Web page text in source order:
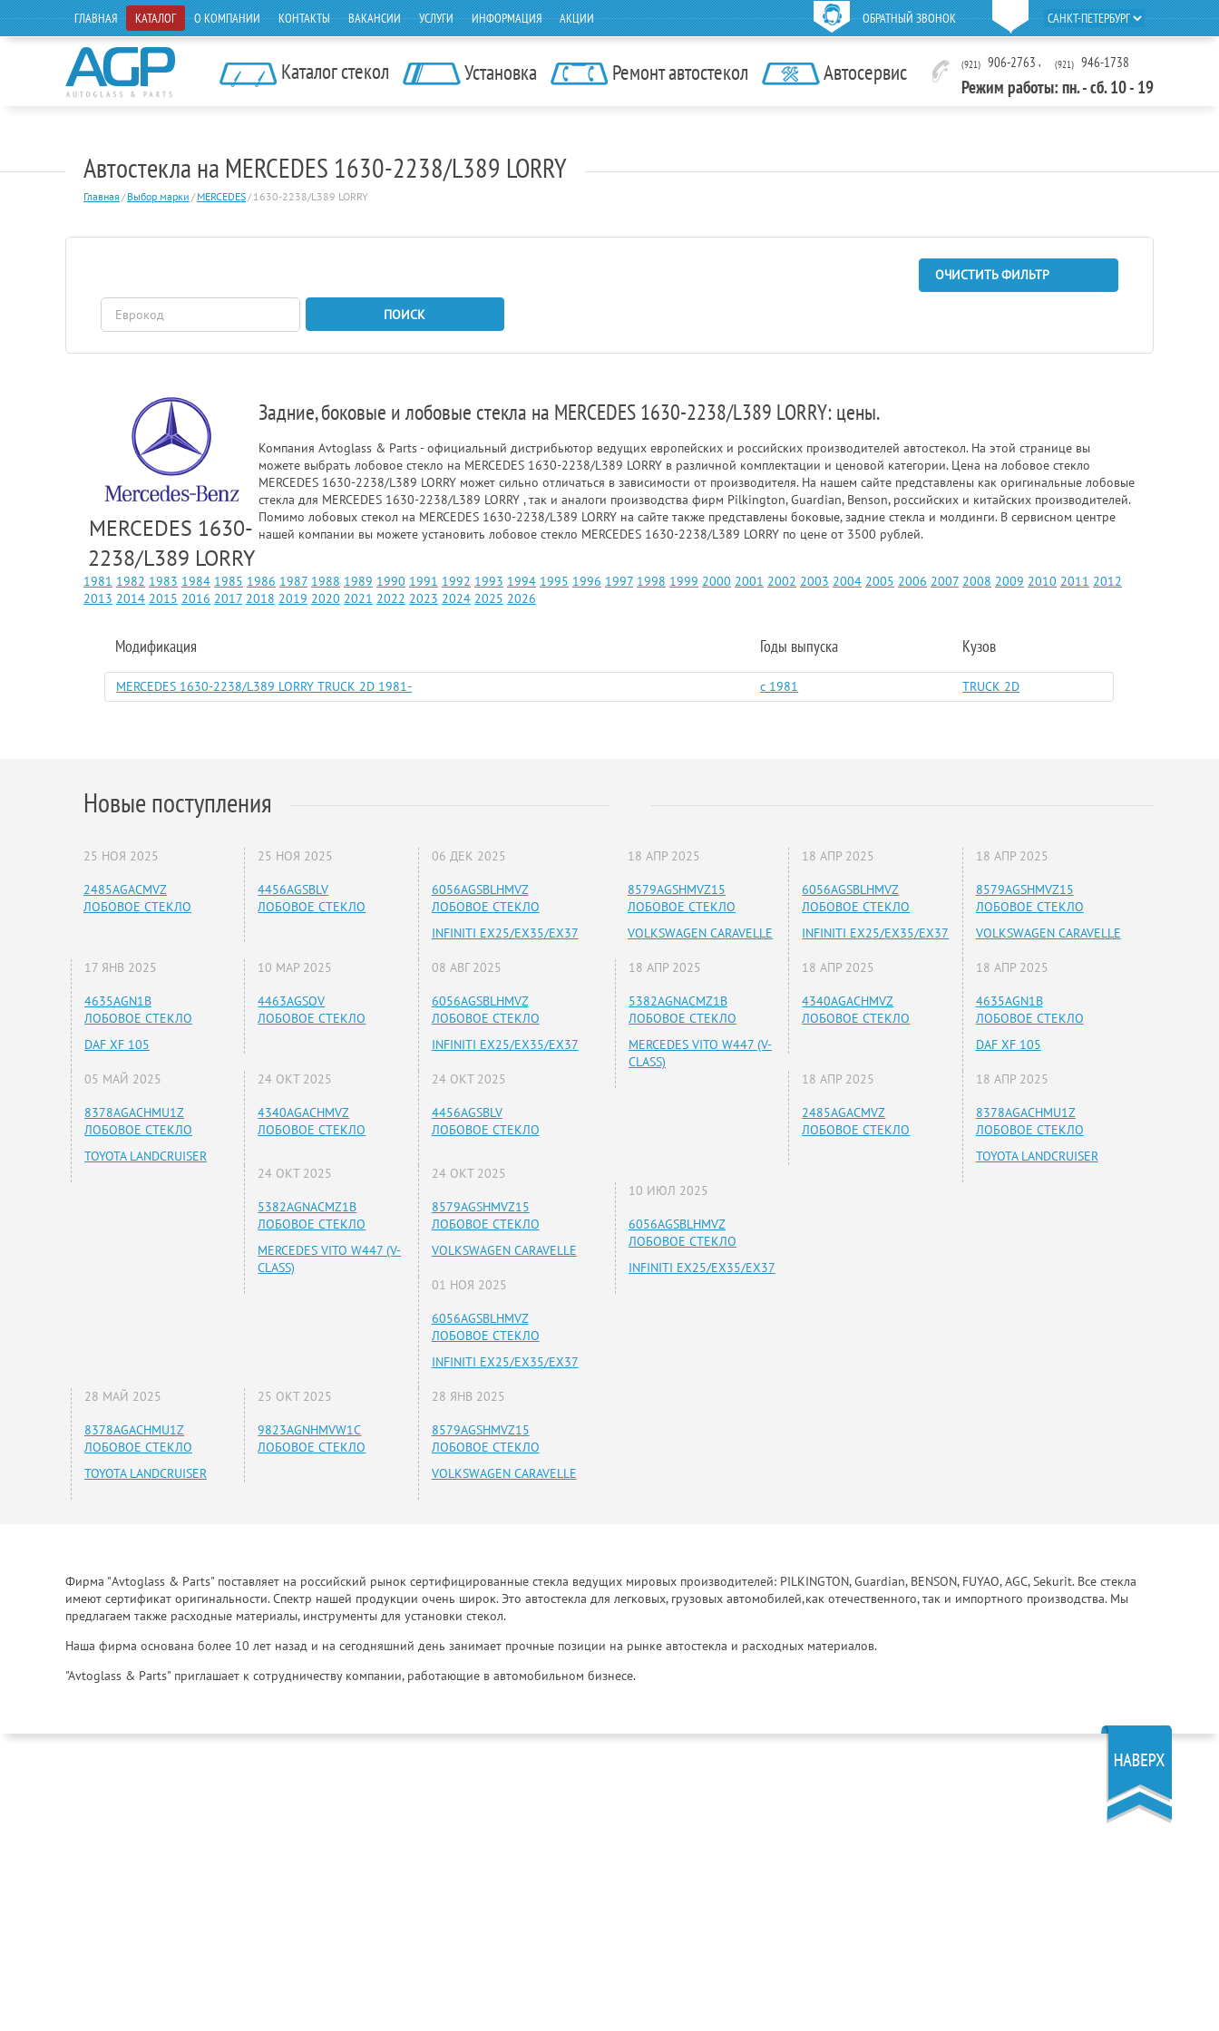
ОБРАТНЫЙ ЗВОНОК
ГЛАВНАЯ КАТАЛОГ О КОМПАНИИ КОНТАКТЫ ВАКАНСИИ УСЛУГИ ИНФОРМАЦИЯ АКЦИИ
Каталог стекол Установка Ремонт автостекол Автосервис (921) 906-2763 , (921) 946-1738
Режим работы: пн. - сб. 10 - 19
Автостекла на MERCEDES 1630-2238/L389 LORRY
Главная / Выбор марки / MERCEDES/ 1630-2238/L389 LORRY
ОЧИСТИТЬ ФИЛЬТР
ПОИСК
MERCEDES 1630-
2238/L389 LORRY
Задние, боковые и лобовые стекла на MERCEDES 1630-2238/L389 LORRY: цены.
Компания Avtoglass & Parts - официальный дистрибьютор ведущих европейских и российских производителей автостекол. На этой странице вы
можете выбрать лобовое стекло на MERCEDES 1630-2238/L389 LORRY в различной комплектации и ценовой категории. Цена на лобовое стекло
MERCEDES 1630-2238/L389 LORRY может сильно отличаться в зависимости от производителя. На нашем сайте представлены как оригинальные лобовые
стекла для MERCEDES 1630-2238/L389 LORRY , так и аналоги производства фирм Pilkington, Guardian, Benson, российских и китайских производителей.
Помимо лобовых стекол на MERCEDES 1630-2238/L389 LORRY на сайте также представлены боковые, задние стекла и молдинги. В сервисном центре
нашей компании вы можете установить лобовое стекло MERCEDES 1630-2238/L389 LORRY по цене от 3500 рублей.
1981 1982 1983 1984 1985 1986 1987 1988 1989 1990 1991 1992 1993 1994 1995 1996 1997 1998 1999 2000 2001 2002 2003 2004 2005 2006 2007 2008 2009 2010 2011 2012
2013 2014 2015 2016 2017 2018 2019 2020 2021 2022 2023 2024 2025 2026
Модификация Годы выпуска Кузов
MERCEDES 1630-2238/L389 LORRY TRUCK 2D 1981- c 1981 TRUCK 2D
Новые поступления
25 НОЯ 2025
2485AGACMVZ
ЛОБОВОЕ СТЕКЛО
25 НОЯ 2025
4456AGSBLV
ЛОБОВОЕ СТЕКЛО
06 ДЕК 2025
6056AGSBLHMVZ
ЛОБОВОЕ СТЕКЛО
INFINITI EX25/EX35/EX37
17 ЯНВ 2025
4635AGN1B
ЛОБОВОЕ СТЕКЛО
DAF XF 105
10 МАР 2025
4463AGSOV
ЛОБОВОЕ СТЕКЛО
08 АВГ 2025
6056AGSBLHMVZ
ЛОБОВОЕ СТЕКЛО
INFINITI EX25/EX35/EX37
05 МАЙ 2025
8378AGACHMU1Z
ЛОБОВОЕ СТЕКЛО
TOYOTA LANDCRUISER
24 ОКТ 2025
4340AGACHMVZ
ЛОБОВОЕ СТЕКЛО
24 ОКТ 2025
4456AGSBLV
ЛОБОВОЕ СТЕКЛО
24 ОКТ 2025
5382AGNACMZ1B
ЛОБОВОЕ СТЕКЛО
MERCEDES VITO W447 (V-
CLASS)
24 ОКТ 2025
8579AGSHMVZ15
ЛОБОВОЕ СТЕКЛО
VOLKSWAGEN CARAVELLE
01 НОЯ 2025
6056AGSBLHMVZ
ЛОБОВОЕ СТЕКЛО
INFINITI EX25/EX35/EX37
28 МАЙ 2025
8378AGACHMU1Z
ЛОБОВОЕ СТЕКЛО
TOYOTA LANDCRUISER
25 ОКТ 2025
9823AGNHMVW1C
ЛОБОВОЕ СТЕКЛО
28 ЯНВ 2025
8579AGSHMVZ15
ЛОБОВОЕ СТЕКЛО
VOLKSWAGEN CARAVELLE
18 АПР 2025
8579AGSHMVZ15
ЛОБОВОЕ СТЕКЛО
VOLKSWAGEN CARAVELLE
18 АПР 2025
6056AGSBLHMVZ
ЛОБОВОЕ СТЕКЛО
INFINITI EX25/EX35/EX37
18 АПР 2025
8579AGSHMVZ15
ЛОБОВОЕ СТЕКЛО
VOLKSWAGEN CARAVELLE
18 АПР 2025
5382AGNACMZ1B
ЛОБОВОЕ СТЕКЛО
MERCEDES VITO W447 (V-
CLASS)
18 АПР 2025
4340AGACHMVZ
ЛОБОВОЕ СТЕКЛО
18 АПР 2025
4635AGN1B
ЛОБОВОЕ СТЕКЛО
DAF XF 105
18 АПР 2025
2485AGACMVZ
ЛОБОВОЕ СТЕКЛО
18 АПР 2025
8378AGACHMU1Z
ЛОБОВОЕ СТЕКЛО
TOYOTA LANDCRUISER
10 ИЮЛ 2025
6056AGSBLHMVZ
ЛОБОВОЕ СТЕКЛО
INFINITI EX25/EX35/EX37
Фирма "Avtoglass & Parts" поставляет на российский рынок сертифицированные стекла ведущих мировых производителей: PILKINGTON, Guardian, BENSON, FUYAO, AGC, Sekurit. Все стекла
имеют сертификат оригинальности. Спектр нашей продукции очень широк. Это автостекла для легковых, грузовых автомобилей,как отечественного, так и импортного производства. Мы
предлагаем также расходные материалы, инструменты для установки стекол.
Наша фирма основана более 10 лет назад и на сегодняшний день занимает прочные позиции на рынке автостекла и расходных материалов.
"Avtoglass & Parts" приглашает к сотрудничеству компании, работающие в автомобильном бизнесе.